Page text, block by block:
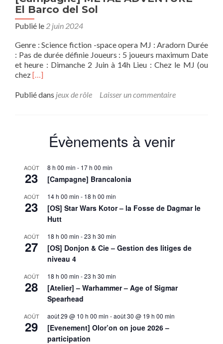
El Barco del Sol
Publié le 2 juin 2024
Genre : Science fiction -space opera MJ : Aradorn Durée
: Pas de durée définie Joueurs : 5 joueurs maximum Date
et heure : Dimanche 2 Juin à 14h Lieu : Chez le MJ (ou
chezEn
plus
del
Sol
[…]
Publié dans jeux de rôle Laisser un commentaire
Évènements à venir
AOÛT
23
8 h 00 min - 17 h 00 min
[Campagne] Brancalonia
AOÛT
23
14 h 00 min - 18 h 00 min
[OS] Star Wars Kotor – la Fosse de Dagmar le
Hutt
AOÛT
27
18 h 00 min -23 h 30 min
[OS] Donjon & Cie – Gestion des litiges de
niveau 4
AOÛT
28
18 h 00 min -23 h 30 min
[Atelier] – Warhammer – Age of Sigmar
Spearhead
AOÛT
29
août 29 @ 10 h 00 min -août 30 @ 19 h 00 min
[Evenement] Olor’on on joue 2026 –
participation